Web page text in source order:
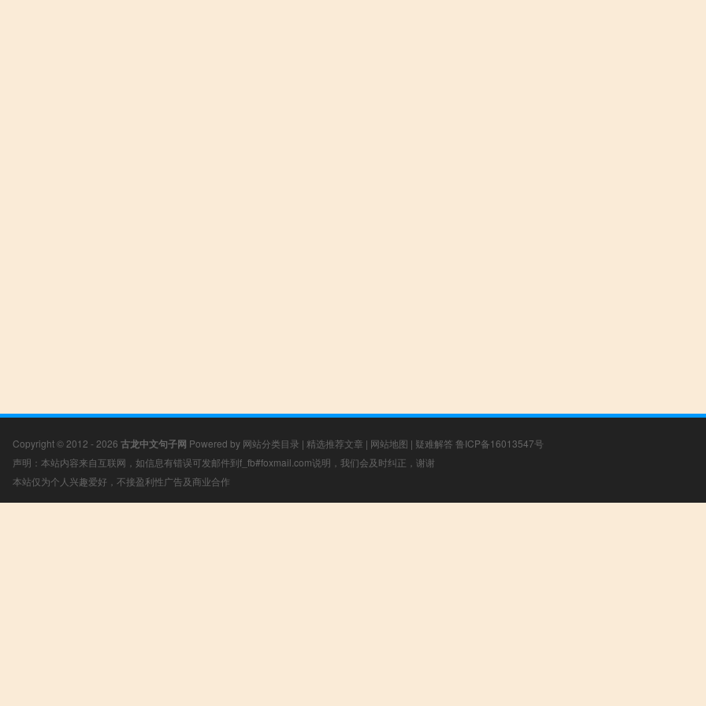
Copyright © 2012 - 2026 古龙中文句子网 Powered by 网站分类目录 | 精选推荐文章 | 网站地图 | 疑难解答 鲁ICP备16013547号
声明：本站内容来自互联网，如信息有错误可发邮件到f_fb#foxmail.com说明，我们会及时纠正，谢谢
本站仅为个人兴趣爱好，不接盈利性广告及商业合作